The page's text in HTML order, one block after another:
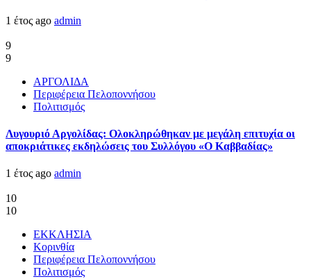
1 έτος ago admin
9
9
ΑΡΓΟΛΙΔΑ
Περιφέρεια Πελοποννήσου
Πολιτισμός
Λυγουριό Αργολίδας: Ολοκληρώθηκαν με μεγάλη επιτυχία οι
αποκριάτικες εκδηλώσεις του Συλλόγου «Ο Καββαδίας»
1 έτος ago admin
10
10
ΕΚΚΛΗΣΙΑ
Κορινθία
Περιφέρεια Πελοποννήσου
Πολιτισμός